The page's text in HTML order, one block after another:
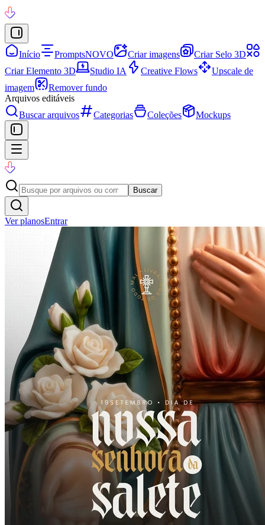
Início PromptsNOVO Criar imagens
Criar Selo 3D
Criar Elemento 3D
Studio IA Creative Flows
Upscale de
imagem
Remover fundo
Arquivos editáveis
Buscar arquivos
Categorias Coleções Mockups
Buscar
Ver planosEntrar